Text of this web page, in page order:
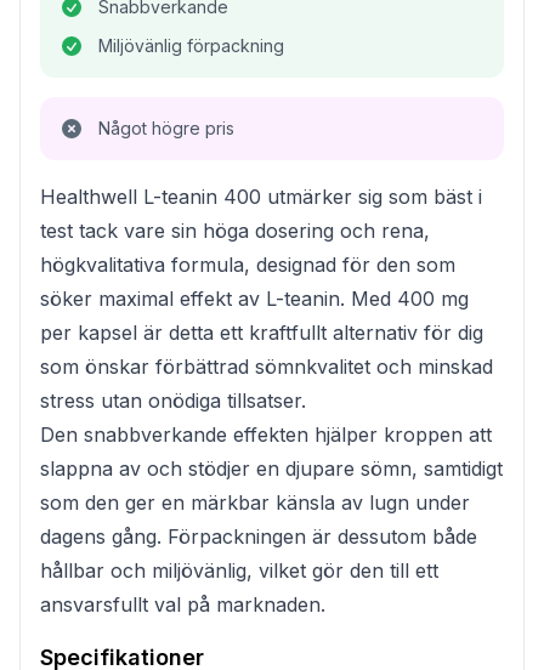
Snabbverkande
Miljövänlig förpackning
Något högre pris
Healthwell L-teanin 400 utmärker sig som bäst i
test tack vare sin höga dosering och rena,
högkvalitativa formula, designad för den som
söker maximal effekt av L-teanin. Med 400 mg
per kapsel är detta ett kraftfullt alternativ för dig
som önskar förbättrad sömnkvalitet och minskad
stress utan onödiga tillsatser.
Den snabbverkande effekten hjälper kroppen att
slappna av och stödjer en djupare sömn, samtidigt
som den ger en märkbar känsla av lugn under
dagens gång. Förpackningen är dessutom både
hållbar och miljövänlig, vilket gör den till ett
ansvarsfullt val på marknaden.
Specifikationer